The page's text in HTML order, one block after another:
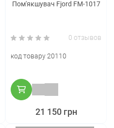
Пом'якшувач Fjord FM-1017
0 отзывов
код товару 20110
21 150 грн